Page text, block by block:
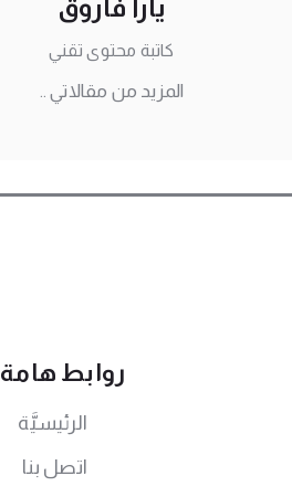
يارا فاروق
كاتبة محتوى تقني
المزيد من مقالاتي ..
روابط هامة
الرئيسيَّة
اتصل بنا